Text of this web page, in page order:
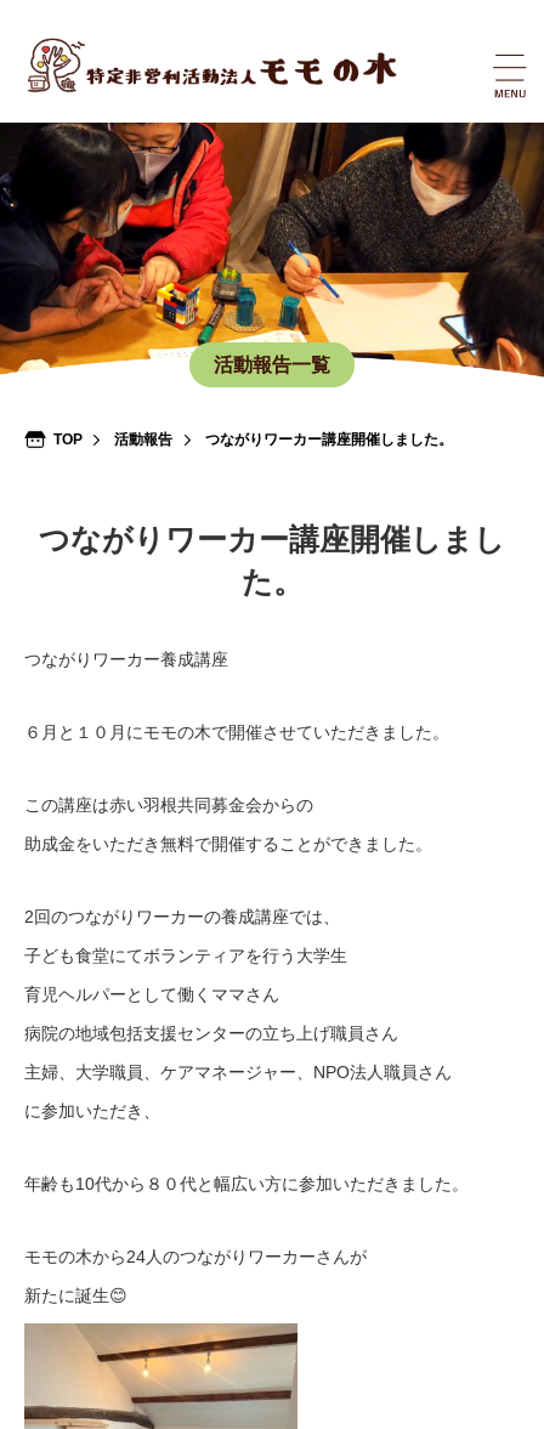
活動報告一覧
TOP 活動報告 つながりワーカー講座開催しました。
つながりワーカー講座開催しまし
た。
つながりワーカー養成講座
６月と１０月にモモの木で開催させていただきました。
この講座は赤い羽根共同募金会からの
助成金をいただき無料で開催することができました。
2回のつながりワーカーの養成講座では、
子ども食堂にてボランティアを行う大学生
育児ヘルパーとして働くママさん
病院の地域包括支援センターの立ち上げ職員さん
主婦、大学職員、ケアマネージャー、NPO法人職員さん
に参加いただき、
年齢も10代から８０代と幅広い方に参加いただきました。
モモの木から24人のつながりワーカーさんが
新たに誕生😊